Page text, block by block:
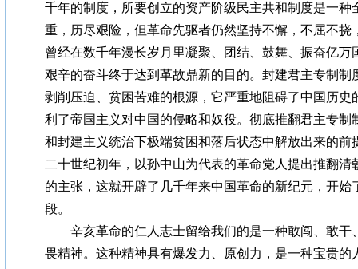
千年的制度，所要创立的资产阶级民主共和制度是一种
重，历尽艰险，但革命先驱者仍然坚持不懈，不屈不挠
曾经在数千年漫长岁月里凝聚、团结、鼓舞、振奋亿万
艰辛的奋斗终于达到革故鼎新的目的。封建君主专制制
剥削压迫、贫困苦难的根源，它严重地阻碍了中国历史
利了帝国主义对中国的侵略和奴役。彻底推翻君主专制
和封建主义统治下极端贫困和落后状态中解放出来的前
二十世纪初年，以孙中山为代表的革命党人提出推翻清
的主张，这就开辟了几千年来中国革命的新纪元，开始
段。
辛亥革命的仁人志士留给我们的是一种敢闯、敢干
畏精神。这种精神具有爆发力、原创力，是一种宝贵的